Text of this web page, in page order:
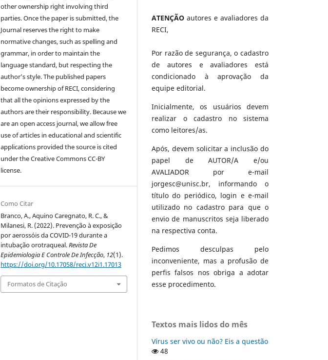
other ownership right involving third
parties. Once the paper is submitted, the
Journal reserves the right to make
normative changes, such as spelling and
grammar, in order to maintain the
language standard, but respecting the
author’s style. The published papers
become ownership of RECI, considering
that all the opinions expressed by the
authors are their responsibility. Because we
are an open access journal, we allow free
use of articles in educational and scientific
applications provided the source is cited
under the Creative Commons CC-BY
license.
Como Citar
Branco, A., Aquino Caregnato, R. C., &
Milanesi, R. (2022). Prevenção à exposição
por aerossóis da COVID-19 durante a
intubação orotraqueal.Revista De
Epidemiologia E Controle De Infecção, 12(1).
https://doi.org/10.17058/reci.v12i1.17013
Formatos de Citação
ATENÇÃO autores e avaliadores da
RECI,
Por razão de segurança, o cadastro
de autores e avaliadores está
condicionado à aprovação da
equipe editorial.
Inicialmente, os usuários devem
realizar o cadastro no sistema
como leitores/as.
Após, devem solicitar a inclusão do
papel de AUTOR/A e/ou
AVALIADOR por e-mail
jorgesc@unisc.br, informando o
título do periódico, login e e-mail
utilizado no cadastro para que o
envio de manuscritos seja liberado
na respectiva conta.
Pedimos desculpas pelo
inconveniente, mas a profusão de
perfis falsos nos obriga a adotar
esse procedimento.
Textos mais lidos do mês
Vírus ser vivo ou não? Eis a questão
48